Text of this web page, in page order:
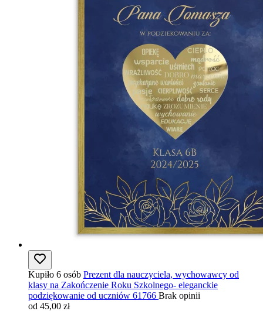
Kupiło 6 osób Prezent dla nauczyciela, wychowawcy od
klasy na Zakończenie Roku Szkolnego- eleganckie
podziękowanie od uczniów 61766 Brak opinii
od 45,00 zł